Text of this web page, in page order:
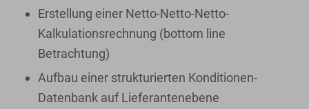
Erstellung einer Netto-Netto-Netto-
Kalkulationsrechnung (bottom line
Betrachtung)
Aufbau einer strukturierten Konditionen-
Datenbank auf Lieferantenebene